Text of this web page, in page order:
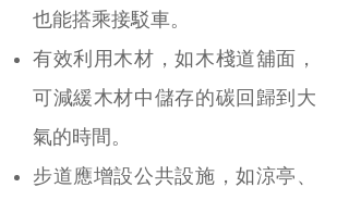
也能搭乘接駁車。
有效利用木材，如木棧道舖面，
可減緩木材中儲存的碳回歸到大
氣的時間。
步道應增設公共設施，如涼亭、